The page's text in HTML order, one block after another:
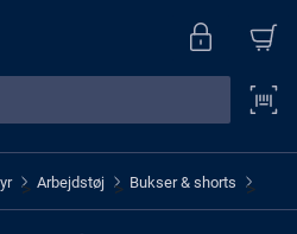
> Arbejdstøj > Bukser & shorts >